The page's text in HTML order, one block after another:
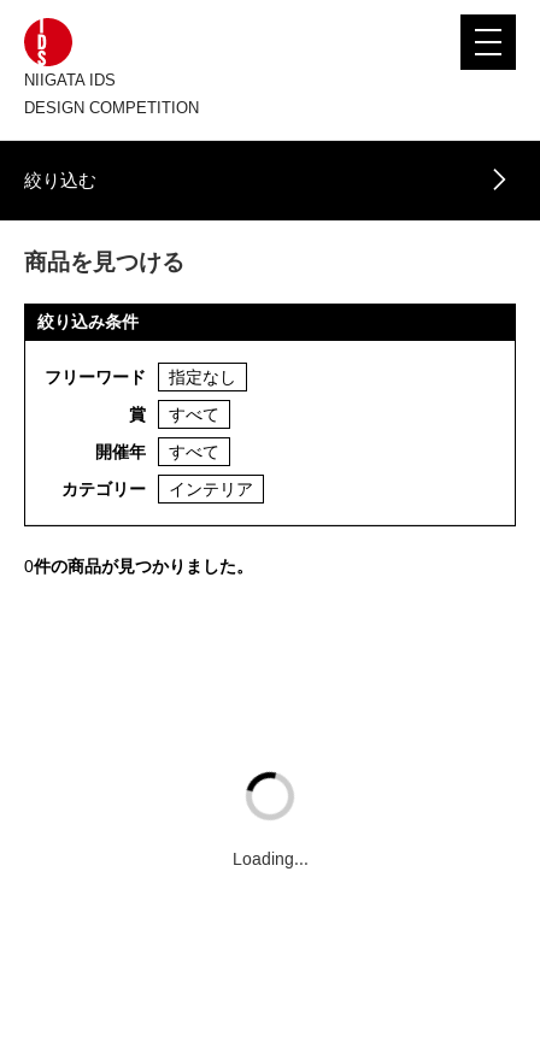
NIIGATA IDS
DESIGN COMPETITION
toggle
絞り込む
商品を見つける
絞り込み条件
フリーワード
指定なし
賞
すべて
開催年
すべて
カテゴリー
インテリア
0件の商品が見つかりました。
Loading...